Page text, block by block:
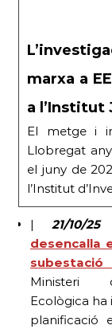
marxa a
a l’Institut
El metge i
Llobregat
el juny de
l’Institut
| 21/10/25
desencalla
subestació
Ministeri
Ecològica ha
planificació